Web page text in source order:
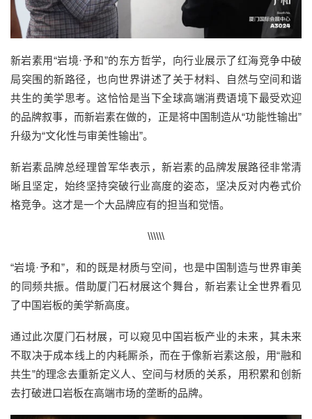
新岩素用“岩境·予和”的东方哲学，向行业展示了红海竞争中破
局突围的新路径，也向世界讲述了关于材料、自然与空间和谐
共生的美学思考。这恰恰是当下全球高端消费语境下最受欢迎
的品牌叙事， 而新岩素在做的，正是将中国制造从“功能性输出”
升级为“文化性与审美性输出”。
新岩素品牌总经理曾军华表示 ，新岩素的品牌发展路径非常清
晰且坚定，始终坚持突破行业高度的姿态，坚决反对内卷式价
格竞争。这才是一个大品牌应有的担当和觉悟。
\\\\\\
“岩境·予和”，和的既是材质与空间，也是中国制造与世界审美
的同频共振。借助厦门石材展这个舞台，新岩素让全世界看见
了中国岩板的美学新高度。
通过此次厦门石材展，可以窥见中国岩板产业的未来， 其未来
不取决于成本线上的内耗厮杀，而在于像新岩素这般， 用“融和
共生”的理念去重新定义人、空间与材质的关系，用积累和创新
去打破进口岩板在高端市场的垄断的品牌。